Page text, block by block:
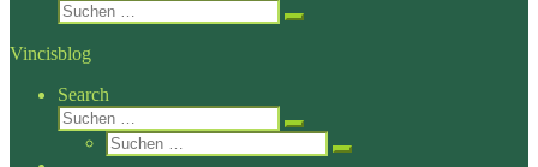
Suche
Suchen …
Vincisblog
Search
Suche
Suchen …
Suche
Suchen …